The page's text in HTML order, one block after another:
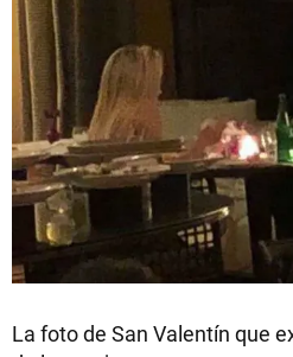
La foto de San Valentín que